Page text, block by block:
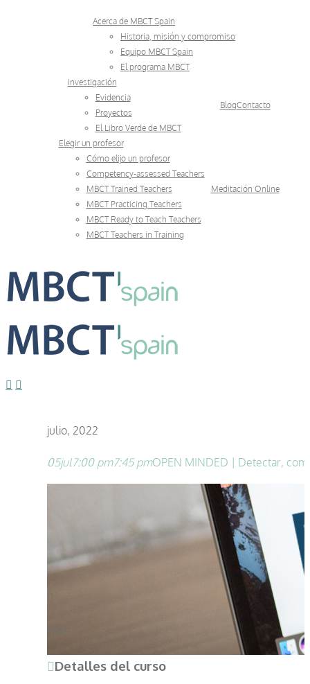
Acerca de MBCT Spain
Historia, misión y compromiso
Equipo MBCT Spain
El programa MBCT
Investigación
Evidencia
Proyectos
El Libro Verde de MBCT
BlogContacto
Elegir un profesor
Cómo elijo un profesor
Competency-assessed Teachers
MBCT Trained Teachers
MBCT Practicing Teachers
MBCT Ready to Teach Teachers
MBCT Teachers in Training
Meditación Online
julio, 2022
05jul7:00 pm7:45 pmOPEN MINDED | Detectar,
Detalles del curso